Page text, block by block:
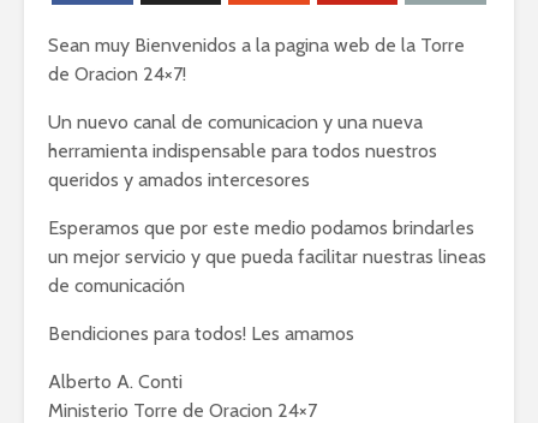
Sean muy Bienvenidos a la pagina web de la Torre
de Oracion 24×7!
Un nuevo canal de comunicacion y una nueva
herramienta indispensable para todos nuestros
queridos y amados intercesores
Esperamos que por este medio podamos brindarles
un mejor servicio y que pueda facilitar nuestras lineas
de comunicación
Bendiciones para todos! Les amamos
Alberto A. Conti
Ministerio Torre de Oracion 24×7